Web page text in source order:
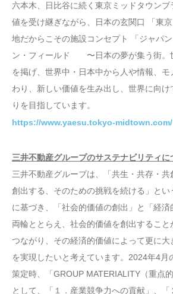
六本木、日比谷に続く東京ミッドタウン
値を受け継ぎながら、日本の玄関口 「東
地だからこその施設コンセプト 「ジャパ
ン・フィールド 〜日本の夢が集う街。
を掲げ、世界中・日本中から人や情報、
わり、新しい価値を生み出し、世界に向け
りを目指しています。
https://www.yaesu.tokyo-midtown.com/
三井不動産グループのサステナビリティに
三井不動産グループは、「共生・共存・
創出する、そのための挑戦を続ける」と
に基づき、「社会的価値の創出」と「経
両輪ととらえ、社会的価値を創出すること
つながり、その経済的価値によって更に大
を実現したいと考えています。2024年4月
策定時、「GROUP MATERIALITY（重点
として、「１．産業競争力への貢献」、「